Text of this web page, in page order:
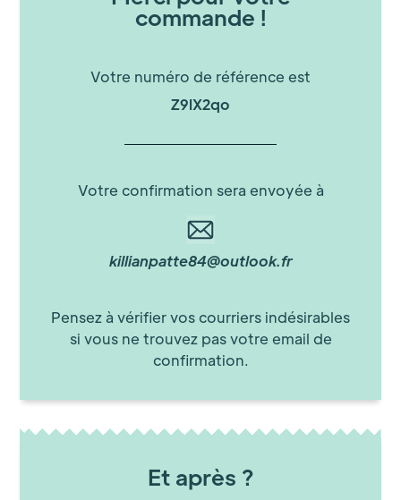
commande !
Votre numéro de référence est
Z9lX2qo
Votre confirmation sera envoyée à
killianpatte84@outlook.fr
Pensez à vérifier vos courriers indésirables
si vous ne trouvez pas votre email de
confirmation.
Et après ?